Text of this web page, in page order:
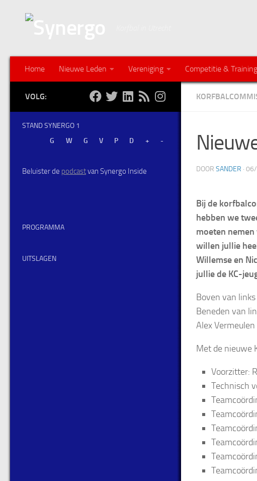
Home Nieuwe Leden Vereniging Competitie & Training
DOOR SANDER ·
Bij de
hebben we
moeten nemen
willen jullie
Willemse en
jullie de KC-
Boven van
Beneden van
Alex Vermeulen
Met de nieuwe
Voorzitter:
Technisch
VOLG:
STAND SYNERGO 1
Beluister de podcastvan Synergo Inside
PROGRAMMA
UITSLAGEN